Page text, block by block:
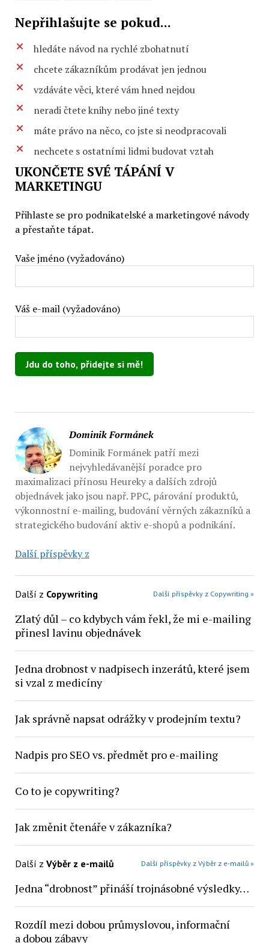
Nepřihlašujte se pokud...
hledáte návod na rychlé zbohatnutí
chcete zákazníkům prodávat jen jednou
vzdáváte věci, které vám hned nejdou
neradi čtete knihy nebo jiné texty
máte právo na něco, co jste si neodpracovali
nechcete s ostatními lidmi budovat vztah
UKONČETE SVÉ TÁPÁNÍ V
MARKETINGU
Přihlaste se pro podnikatelské a marketingové návody
a přestaňte tápat.
Vaše jméno (vyžadováno)
Váš e-mail (vyžadováno)
Dominik Formánek
Dominik Formánek patří mezi
nejvyhledávanější poradce pro
maximalizaci přínosu Heureky a dalších zdrojů
objednávek jako jsou např. PPC, párování produktů,
výkonnostní e-mailing, budování věrných zákazníků a
strategického budování aktiv e-shopů a podnikání.
Další příspěvky z
Další z Copywriting Další příspěvky z Copywriting »
Zlatý důl – co kdybych vám řekl, že mi e-mailing
přinesl lavinu objednávek
Jedna drobnost v nadpisech inzerátů, které jsem
si vzal z medicíny
Jak správně napsat odrážky v prodejním textu?
Nadpis pro SEO vs. předmět pro e-mailing
Co to je copywriting?
Jak změnit čtenáře v zákazníka?
Další z Výběr z e-mailů Další příspěvky z Výběr z e-mailů »
Jedna “drobnost” přináší trojnásobné výsledky…
Rozdíl mezi dobou průmyslovou, informační
a dobou zábavy